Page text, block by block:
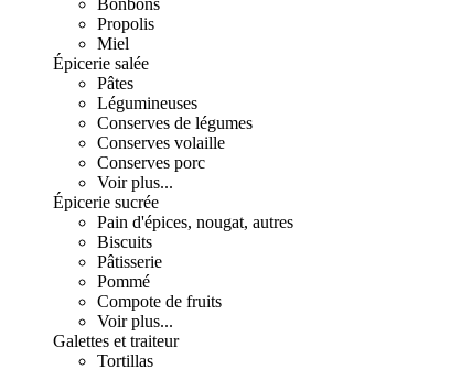
Bonbons
Propolis
Miel
Épicerie salée
Pâtes
Légumineuses
Conserves de légumes
Conserves volaille
Conserves porc
Voir plus...
Épicerie sucrée
Pain d'épices, nougat, autres
Biscuits
Pâtisserie
Pommé
Compote de fruits
Voir plus...
Galettes et traiteur
Tortillas